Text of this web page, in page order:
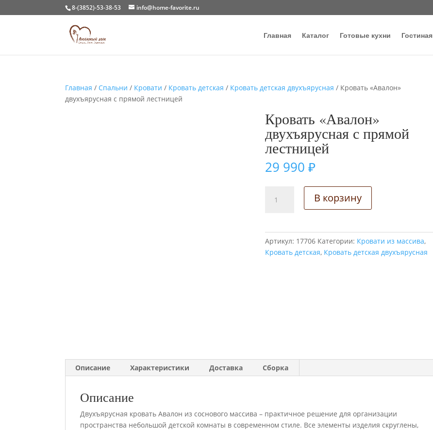
8-(3852)-53-38-53 info@home-favorite.ru
Главная Каталог Готовые кухни Гостиная
Главная / Спальни / Кровати / Кровать детская / Кровать детская двухъярусная / Кровать «Авалон»
двухъярусная с прямой лестницей
Кровать «Авалон»
двухъярусная с прямой
лестницей
29 990₽
товара
прямой
В корзину
Артикул: 17706 Категории: Кровати из массива,
Кровать детская, Кровать детская двухъярусная
Описание Характеристики Доставка Сборка
Описание
Двухъярусная кровать Авалон из соснового массива – практичное решение для организации
пространства небольшой детской комнаты в современном стиле. Все элементы изделия скруглены,